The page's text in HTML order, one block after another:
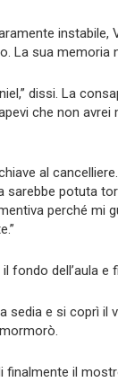
instabile,
La sua memoria
dissi. La
che non
al
sarebbe potuta
perché mi
fondo dell’aula e
sedia e si coprì il
finalmente il